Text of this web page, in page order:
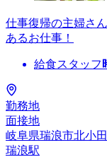
仕事復帰の主婦さ
あるお仕事！
給食スタッフ
勤務地
面接地
岐阜県瑞浪市北小
瑞浪駅